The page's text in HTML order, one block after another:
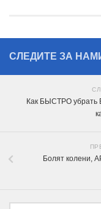
СЛЕДИТЕ ЗА
Как БЫСТРО убрать
Болят колени,